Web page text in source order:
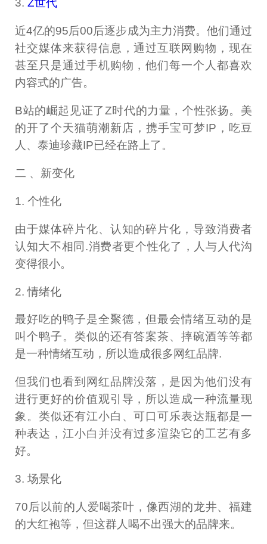
3.Z世代
近4亿的95后00后逐步成为主力消费。他们通过
社交媒体来获得信息，通过互联网购物，现在
甚至只是通过手机购物，他们每一个人都喜欢
内容式的广告。
B站的崛起见证了Z时代的力量，个性张扬。美
的开了个天猫萌潮新店，携手宝可梦IP，吃豆
人、泰迪珍藏IP已经在路上了。
二 、新变化
1. 个性化
由于媒体碎片化、认知的碎片化，导致消费者
认知大不相同.消费者更个性化了，人与人代沟
变得很小。
2. 情绪化
最好吃的鸭子是全聚德，但最会情绪互动的是
叫个鸭子。类似的还有答案茶、摔碗酒等等都
是一种情绪互动，所以造成很多网红品牌.
但我们也看到网红品牌没落，是因为他们没有
进行更好的价值观引导，所以造成一种流量现
象。类似还有江小白、可口可乐表达瓶都是一
种表达，江小白并没有过多渲染它的工艺有多
好。
3. 场景化
70后以前的人爱喝茶叶，像西湖的龙井、福建
的大红袍等，但这群人喝不出强大的品牌来。